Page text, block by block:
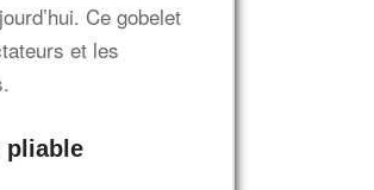
Ce gobelet
et les
pliable